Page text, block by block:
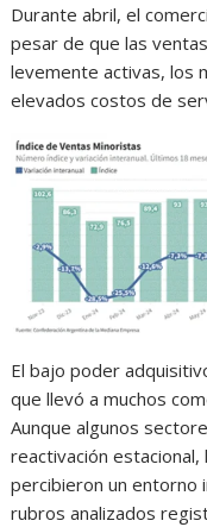
Durante abril, el
pesar de que las
levemente activas, los
elevados costos de
El bajo poder
que llevó a muchos
Aunque algunos
reactivación
percibieron un entorno
rubros analizados